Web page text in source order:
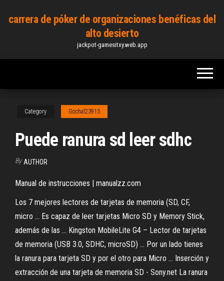
carrera de póker de organizaciones benéficas del
alto desierto
jackpot-gamesitxy.web.app
Category Gochal23915
Puede ranura sd leer sdhc
By AUTHOR
Manual de instrucciones | manualzz.com
Los 7 mejores lectores de tarjetas de memoria (SD, CF,
micro ... Es capaz de leer tarjetas Micro SD y Memory Stick,
además de las ... Kingston MobileLite G4 – Lector de tarjetas
de memoria (USB 3.0, SDHC, microSD) ... Por un lado tienes
la ranura para tarjeta SD y por el otro para Micro ... Inserción y
extracción de una tarjeta de memoria SD - Sony.net La ranura